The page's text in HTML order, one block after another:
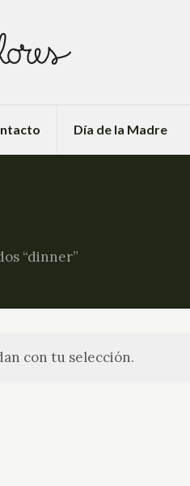
Día de la Madre
“dinner”
con tu selección.